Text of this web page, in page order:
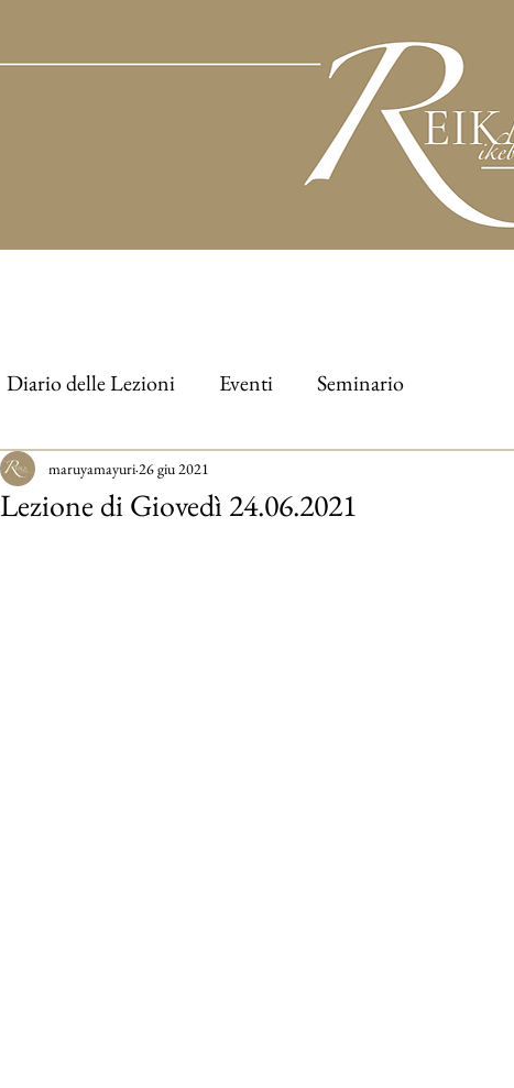
Diario delle Lezioni Eventi Seminario
Lezione di Giovedì 24.06.2021
maruyamayuri 26 giu 2021